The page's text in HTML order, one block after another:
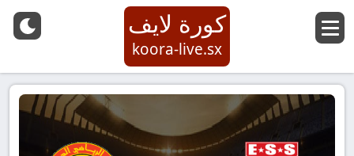
كورة لايف
koora-live.sx